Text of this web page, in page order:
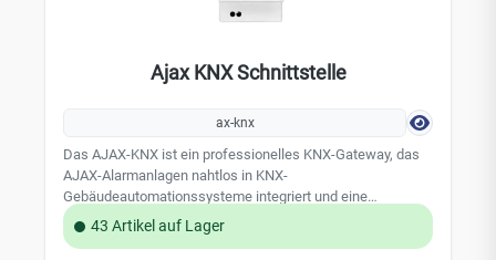
Ajax KNX Schnittstelle
ax-knx
Das AJAX-KNX ist ein professionelles KNX-Gateway, das
AJAX-Alarmanlagen nahtlos in KNX-
Gebäudeautomationssysteme integriert und eine
bidirektionale Echtzeit-Kommunikation über Ethernet
ermöglicht. Bis zu 96 Zonen und 4 Sicherheitsbereiche
43 Artikel auf Lager